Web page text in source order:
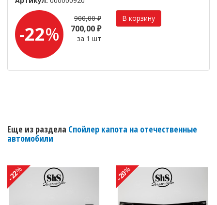
-22%
900,00 ₽
700,00 ₽
за 1 шт
Еще из раздела Спойлер капота на отечественные
автомобили
-22
% -20
%